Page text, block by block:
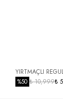
YIRTMAÇLI
%50 ₺ 10,999₺